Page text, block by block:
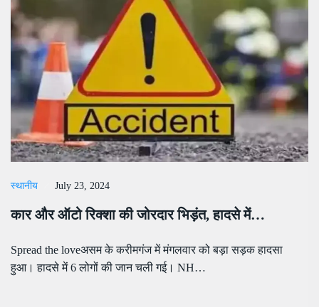
स्थानीय July 23, 2024
कार और ऑटो रिक्शा की जोरदार भिड़ंत, हादसे में…
Spread the loveअसम के करीमगंज में मंगलवार को बड़ा सड़क हादसा
हुआ। हादसे में 6 लोगों की जान चली गई। NH…